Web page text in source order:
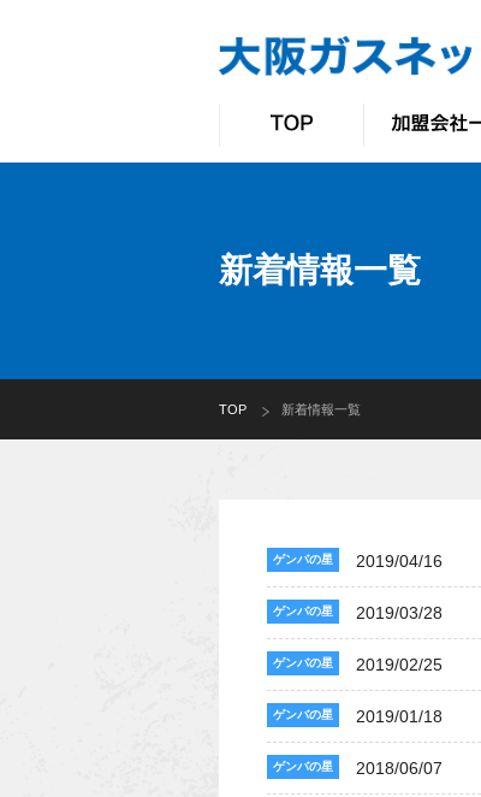
新着情報一覧
TOP 新着情報一覧
2019/04/16
ゲンバの星
2019/03/28
ゲンバの星
2019/02/25
ゲンバの星
2019/01/18
ゲンバの星
2018/06/07
ゲンバの星